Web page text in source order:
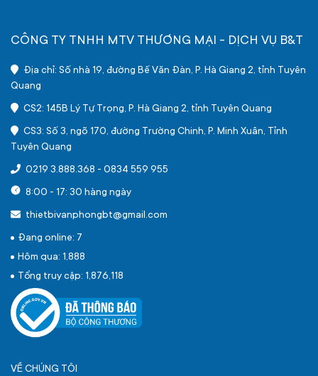
CÔNG TY TNHH MTV THƯƠNG MẠI - DỊCH VỤ B&T
Địa chỉ: Số nhà 19, đường Bế Văn Đàn, P. Hà Giang 2, tỉnh Tuyên
Quang
CS2: 145B Lý Tự Trọng, P. Hà Giang 2, tỉnh Tuyên Quang
CS3: Số 3, ngõ 170, đường Trường Chinh, P. Minh Xuân, Tỉnh
Tuyên Quang
0219 3.888.368 - 0834 559 955
8:00 - 17: 30 hàng ngày
thietbivanphongbt@gmail.com
Đang online: 7
Hôm qua: 1,888
Tổng truy cập: 1,876,118
VỀ CHÚNG TÔI